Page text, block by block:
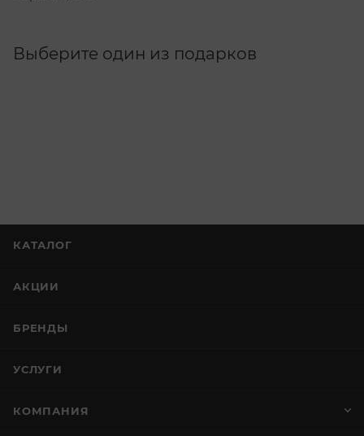
Выберите один из подарков
КАТАЛОГ
АКЦИИ
БРЕНДЫ
УСЛУГИ
КОМПАНИЯ